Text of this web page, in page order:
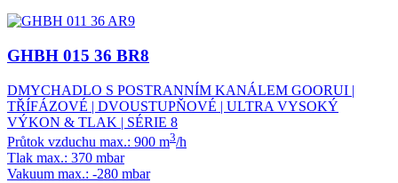
GHBH 015 36 BR8
DMYCHADLO S POSTRANNÍM KANÁLEM GOORUI |
TŘÍFÁZOVÉ | DVOUSTUPŇOVÉ | ULTRA VYSOKÝ
VÝKON & TLAK | SÉRIE 8
Průtok vzduchu max.: 900 m3/h
Tlak max.: 370 mbar
Vakuum max.: -280 mbar